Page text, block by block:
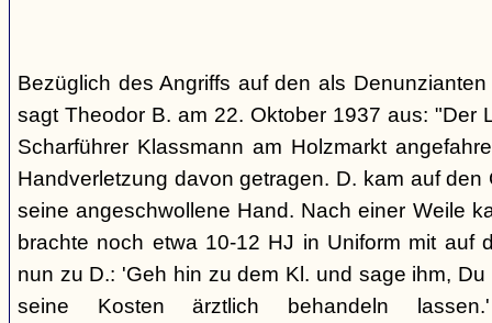
Bezüglich des Angriffs auf den als
sagt Theodor B. am 22. Oktober 1937 aus: "Der
Scharführer Klassmann am Holzmarkt
Handverletzung davon getragen. D. kam auf den
seine angeschwollene Hand. Nach einer Weile
brachte noch etwa 10-12 HJ in Uniform mit auf
nun zu D.: 'Geh hin zu dem Kl. und sage ihm,
seine Kosten ärztlich behandeln